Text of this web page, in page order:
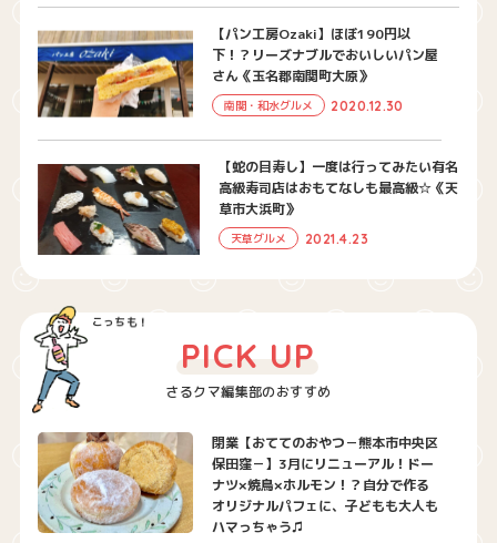
【パン工房Ozaki】ほぼ190円以
下！？リーズナブルでおいしいパン屋
さん《玉名郡南関町大原》
南関・和水グルメ 2020.12.30
【蛇の目寿し】一度は行ってみたい有名
高級寿司店はおもてなしも最高級☆《天
草市大浜町》
天草グルメ 2021.4.23
さるクマ編集部のおすすめ
PICK UP
閉業【おててのおやつ－熊本市中央区
保田窪－】3月にリニューアル！ドー
ナツ×焼鳥×ホルモン！？自分で作る
オリジナルパフェに、子どもも大人も
ハマっちゃう♫